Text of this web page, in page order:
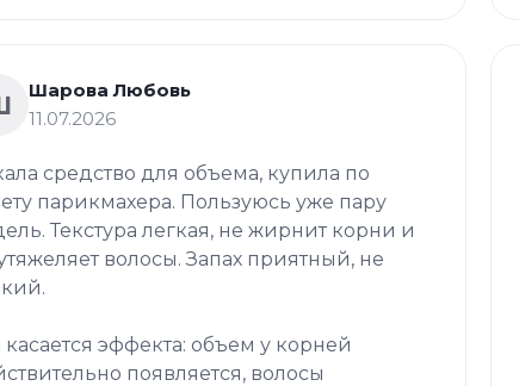
Шарова Любовь
11.07.2026
средство для объема, купила по
парикмахера. Пользуюсь уже пару
Текстура легкая, не жирнит корни и
волосы. Запах приятный, не
касается эффекта: объем у корней
появляется, волосы